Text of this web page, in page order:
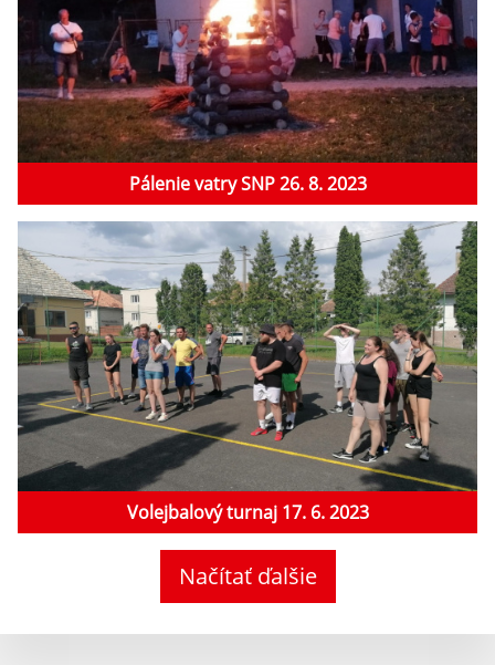
Pálenie vatry SNP 26. 8. 2023
Volejbalový turnaj 17. 6. 2023
Načítať ďalšie